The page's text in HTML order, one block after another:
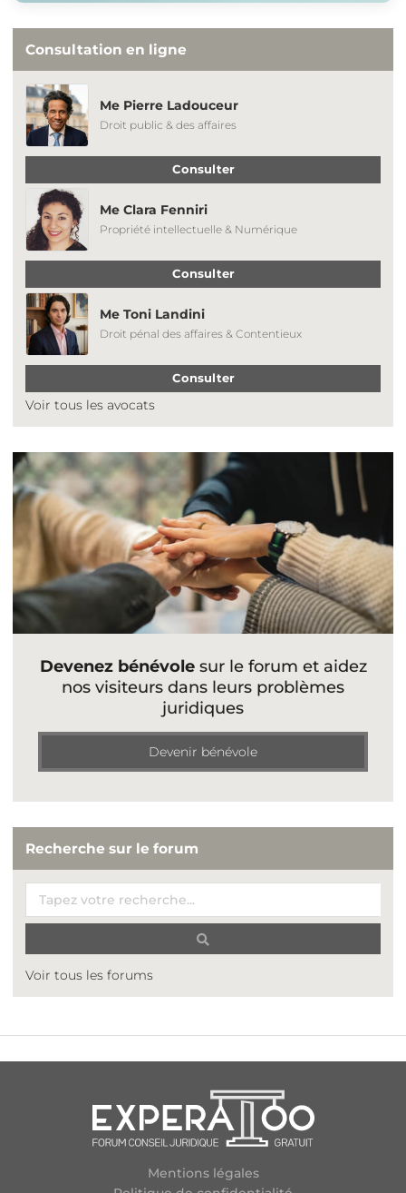
Consultation en ligne
Me Pierre Ladouceur
Droit public & des affaires
Consulter
Me Clara Fenniri
Propriété intellectuelle & Numérique
Consulter
Me Toni Landini
Droit pénal des affaires & Contentieux
Consulter
Voir tous les avocats
Devenez bénévolesur le forum et aidez
nos visiteurs dans leurs problèmes
juridiques
Devenir bénévole
Recherche sur le forum
Voir tous les forums
Mentions légales